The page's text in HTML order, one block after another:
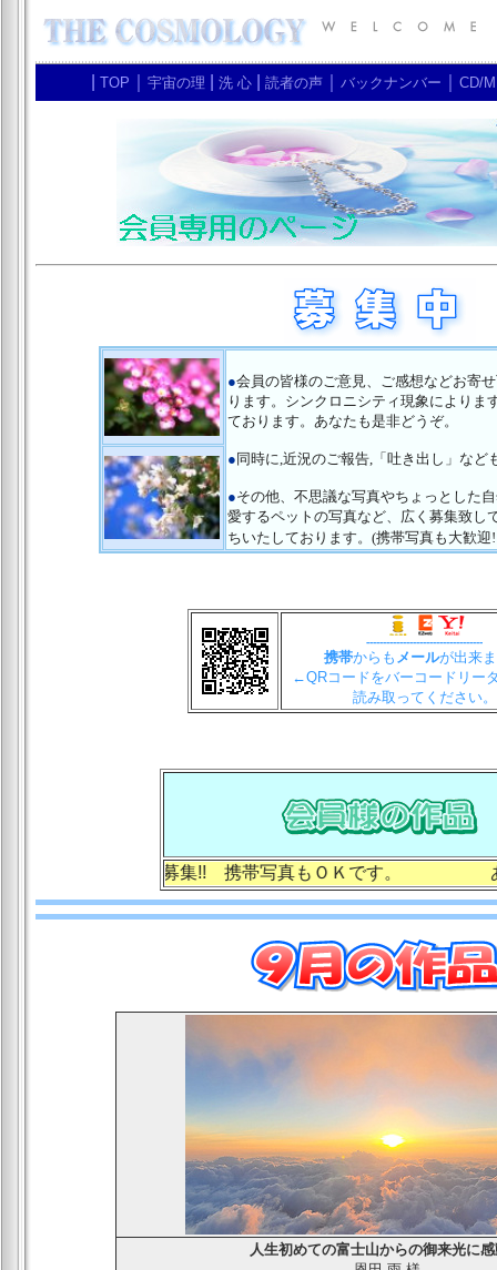
TOP 宇宙の理 洗 心 読者の声 バックナンバー CD/
●会員の皆様のご意見、ご感想などお寄
ります。シンクロニシティ現象によりま
ております。あなたも是非どうぞ。
● 同時に,近況のご報告,「吐き出し」など
●その他、不思議な写真やちょっとした
愛するペットの写真など、広く募集致し
ちいたしております。(携帯写真も大歓迎
-----------------------------------
携帯からも メールが出来
←QRコードをバーコードリー
読み取ってください。
募集!! 携帯写真もＯＫです。 あなたの撮影した写真
人生初めての富士山からの御来光に